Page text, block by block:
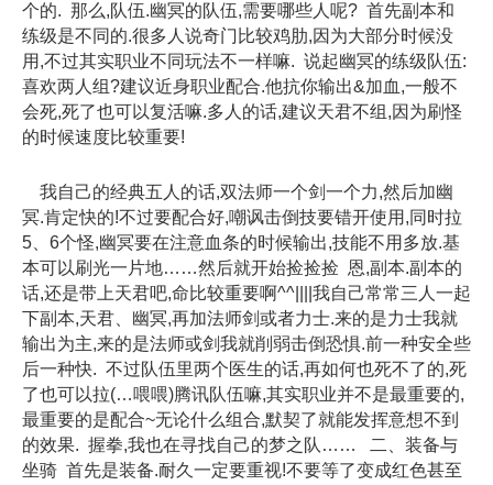
个的. 那么,队伍.幽冥的队伍,需要哪些人呢? 首先副本和
练级是不同的.很多人说奇门比较鸡肋,因为大部分时候没
用,不过其实职业不同玩法不一样嘛. 说起幽冥的练级队伍:
喜欢两人组?建议近身职业配合.他抗你输出&加血,一般不
会死,死了也可以复活嘛.多人的话,建议天君不组,因为刷怪
的时候速度比较重要!
我自己的经典五人的话,双法师一个剑一个力,然后加幽
冥.肯定快的!不过要配合好,嘲讽击倒技要错开使用,同时拉
5、6个怪,幽冥要在注意血条的时候输出,技能不用多放.基
本可以刷光一片地……然后就开始捡捡捡 恩,副本.副本的
话,还是带上天君吧,命比较重要啊^^||||我自己常常三人一起
下副本,天君、幽冥,再加法师剑或者力士.来的是力士我就
输出为主,来的是法师或剑我就削弱击倒恐惧.前一种安全些
后一种快. 不过队伍里两个医生的话,再如何也死不了的,死
了也可以拉(…喂喂)腾讯队伍嘛,其实职业并不是最重要的,
最重要的是配合~无论什么组合,默契了就能发挥意想不到
的效果. 握拳,我也在寻找自己的梦之队…… 二、装备与
坐骑 首先是装备.耐久一定要重视!不要等了变成红色甚至